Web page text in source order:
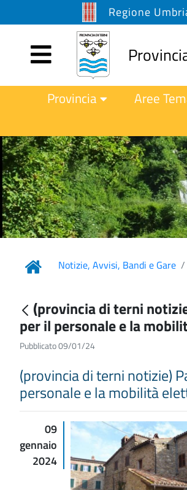
Regione
Provincia Aree
Notizie, Avvisi, Bandi e Gare
(provincia di terni
per il personale e la
Pubblicato 09/01/24
(provincia di terni notizie)
personale e la mobilità
09
gennaio
2024